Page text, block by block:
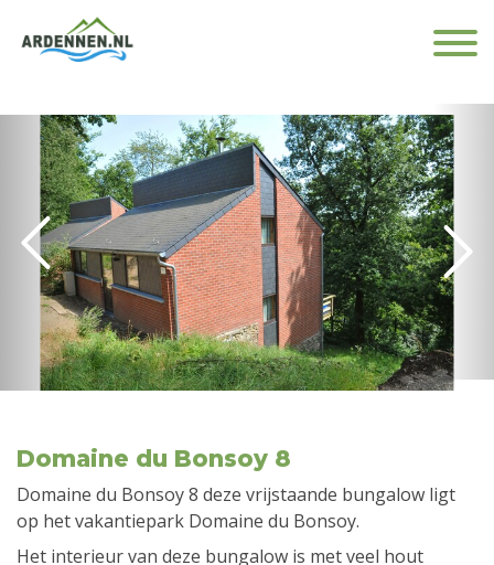
Domaine du Bonsoy 8
Domaine du Bonsoy 8 deze vrijstaande bungalow ligt
op het vakantiepark Domaine du Bonsoy.
Het interieur van deze bungalow is met veel hout